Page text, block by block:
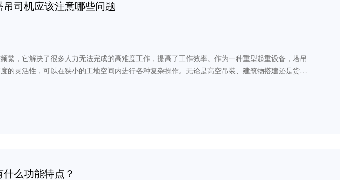
司机应该注意哪些问题
繁，它解决了很多人力无法完成的高难度工作，提高了工作效率。作为一种重型起重设备，塔吊
的灵活性，可以在狭小的工地空间内进行各种复杂操作。无论是高空吊装、建筑物搭建还是货物
么功能特点？